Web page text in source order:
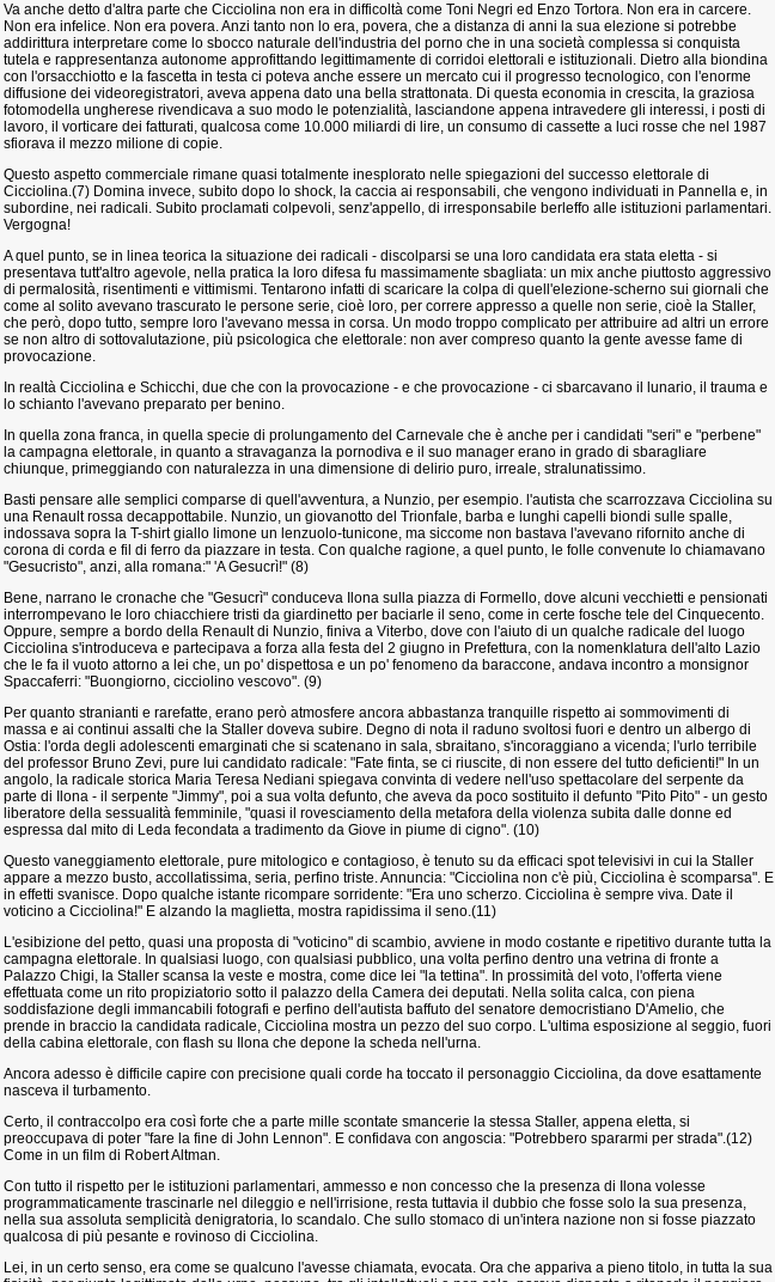
Va anche detto d'altra parte che Cicciolina non era in difficoltà come Toni Negri ed Enzo Tortora. Non era in carcere.
Non era infelice. Non era povera. Anzi tanto non lo era, povera, che a distanza di anni la sua elezione si potrebbe
addirittura interpretare come lo sbocco naturale dell'industria del porno che in una società complessa si conquista
tutela e rappresentanza autonome approfittando legittimamente di corridoi elettorali e istituzionali. Dietro alla biondina
con l'orsacchiotto e la fascetta in testa ci poteva anche essere un mercato cui il progresso tecnologico, con l'enorme
diffusione dei videoregistratori, aveva appena dato una bella strattonata. Di questa economia in crescita, la graziosa
fotomodella ungherese rivendicava a suo modo le potenzialità, lasciandone appena intravedere gli interessi, i posti di
lavoro, il vorticare dei fatturati, qualcosa come 10.000 miliardi di lire, un consumo di cassette a luci rosse che nel 1987
sfiorava il mezzo milione di copie.
Questo aspetto commerciale rimane quasi totalmente inesplorato nelle spiegazioni del successo elettorale di
Cicciolina.(7) Domina invece, subito dopo lo shock, la caccia ai responsabili, che vengono individuati in Pannella e, in
subordine, nei radicali. Subito proclamati colpevoli, senz'appello, di irresponsabile berleffo alle istituzioni parlamentari.
Vergogna!
A quel punto, se in linea teorica la situazione dei radicali - discolparsi se una loro candidata era stata eletta - si
presentava tutt'altro agevole, nella pratica la loro difesa fu massimamente sbagliata: un mix anche piuttosto aggressivo
di permalosità, risentimenti e vittimismi. Tentarono infatti di scaricare la colpa di quell'elezione-scherno sui giornali che
come al solito avevano trascurato le persone serie, cioè loro, per correre appresso a quelle non serie, cioè la Staller,
che però, dopo tutto, sempre loro l'avevano messa in corsa. Un modo troppo complicato per attribuire ad altri un errore
se non altro di sottovalutazione, più psicologica che elettorale: non aver compreso quanto la gente avesse fame di
provocazione.
In realtà Cicciolina e Schicchi, due che con la provocazione - e che provocazione - ci sbarcavano il lunario, il trauma e
lo schianto l'avevano preparato per benino.
In quella zona franca, in quella specie di prolungamento del Carnevale che è anche per i candidati "seri" e "perbene"
la campagna elettorale, in quanto a stravaganza la pornodiva e il suo manager erano in grado di sbaragliare
chiunque, primeggiando con naturalezza in una dimensione di delirio puro, irreale, stralunatissimo.
Basti pensare alle semplici comparse di quell'avventura, a Nunzio, per esempio. l'autista che scarrozzava Cicciolina su
una Renault rossa decappottabile. Nunzio, un giovanotto del Trionfale, barba e lunghi capelli biondi sulle spalle,
indossava sopra la T-shirt giallo limone un lenzuolo-tunicone, ma siccome non bastava l'avevano rifornito anche di
corona di corda e fil di ferro da piazzare in testa. Con qualche ragione, a quel punto, le folle convenute lo chiamavano
"Gesucristo", anzi, alla romana:" 'A Gesucrì!" (8)
Bene, narrano le cronache che "Gesucrì" conduceva Ilona sulla piazza di Formello, dove alcuni vecchietti e pensionati
interrompevano le loro chiacchiere tristi da giardinetto per baciarle il seno, come in certe fosche tele del Cinquecento.
Oppure, sempre a bordo della Renault di Nunzio, finiva a Viterbo, dove con l'aiuto di un qualche radicale del luogo
Cicciolina s'introduceva e partecipava a forza alla festa del 2 giugno in Prefettura, con la nomenklatura dell'alto Lazio
che le fa il vuoto attorno a lei che, un po' dispettosa e un po' fenomeno da baraccone, andava incontro a monsignor
Spaccaferri: "Buongiorno, cicciolino vescovo". (9)
Per quanto stranianti e rarefatte, erano però atmosfere ancora abbastanza tranquille rispetto ai sommovimenti di
massa e ai continui assalti che la Staller doveva subire. Degno di nota il raduno svoltosi fuori e dentro un albergo di
Ostia: l'orda degli adolescenti emarginati che si scatenano in sala, sbraitano, s'incoraggiano a vicenda; l'urlo terribile
del professor Bruno Zevi, pure lui candidato radicale: "Fate finta, se ci riuscite, di non essere del tutto deficienti!" In un
angolo, la radicale storica Maria Teresa Nediani spiegava convinta di vedere nell'uso spettacolare del serpente da
parte di Ilona - il serpente "Jimmy", poi a sua volta defunto, che aveva da poco sostituito il defunto "Pito Pito" - un gesto
liberatore della sessualità femminile, "quasi il rovesciamento della metafora della violenza subita dalle donne ed
espressa dal mito di Leda fecondata a tradimento da Giove in piume di cigno". (10)
Questo vaneggiamento elettorale, pure mitologico e contagioso, è tenuto su da efficaci spot televisivi in cui la Staller
appare a mezzo busto, accollatissima, seria, perfino triste. Annuncia: "Cicciolina non c'è più, Cicciolina è scomparsa". E
in effetti svanisce. Dopo qualche istante ricompare sorridente: "Era uno scherzo. Cicciolina è sempre viva. Date il
voticino a Cicciolina!" E alzando la maglietta, mostra rapidissima il seno.(11)
L'esibizione del petto, quasi una proposta di "voticino" di scambio, avviene in modo costante e ripetitivo durante tutta la
campagna elettorale. In qualsiasi luogo, con qualsiasi pubblico, una volta perfino dentro una vetrina di fronte a
Palazzo Chigi, la Staller scansa la veste e mostra, come dice lei "la tettina". In prossimità del voto, l'offerta viene
effettuata come un rito propiziatorio sotto il palazzo della Camera dei deputati. Nella solita calca, con piena
soddisfazione degli immancabili fotografi e perfino dell'autista baffuto del senatore democristiano D'Amelio, che
prende in braccio la candidata radicale, Cicciolina mostra un pezzo del suo corpo. L'ultima esposizione al seggio, fuori
della cabina elettorale, con flash su Ilona che depone la scheda nell'urna.
Ancora adesso è difficile capire con precisione quali corde ha toccato il personaggio Cicciolina, da dove esattamente
nasceva il turbamento.
Certo, il contraccolpo era così forte che a parte mille scontate smancerie la stessa Staller, appena eletta, si
preoccupava di poter "fare la fine di John Lennon". E confidava con angoscia: "Potrebbero spararmi per strada".(12)
Come in un film di Robert Altman.
Con tutto il rispetto per le istituzioni parlamentari, ammesso e non concesso che la presenza di Ilona volesse
programmaticamente trascinarle nel dileggio e nell'irrisione, resta tuttavia il dubbio che fosse solo la sua presenza,
nella sua assoluta semplicità denigratoria, lo scandalo. Che sullo stomaco di un'intera nazione non si fosse piazzato
qualcosa di più pesante e rovinoso di Cicciolina.
Lei, in un certo senso, era come se qualcuno l'avesse chiamata, evocata. Ora che appariva a pieno titolo, in tutta la sua